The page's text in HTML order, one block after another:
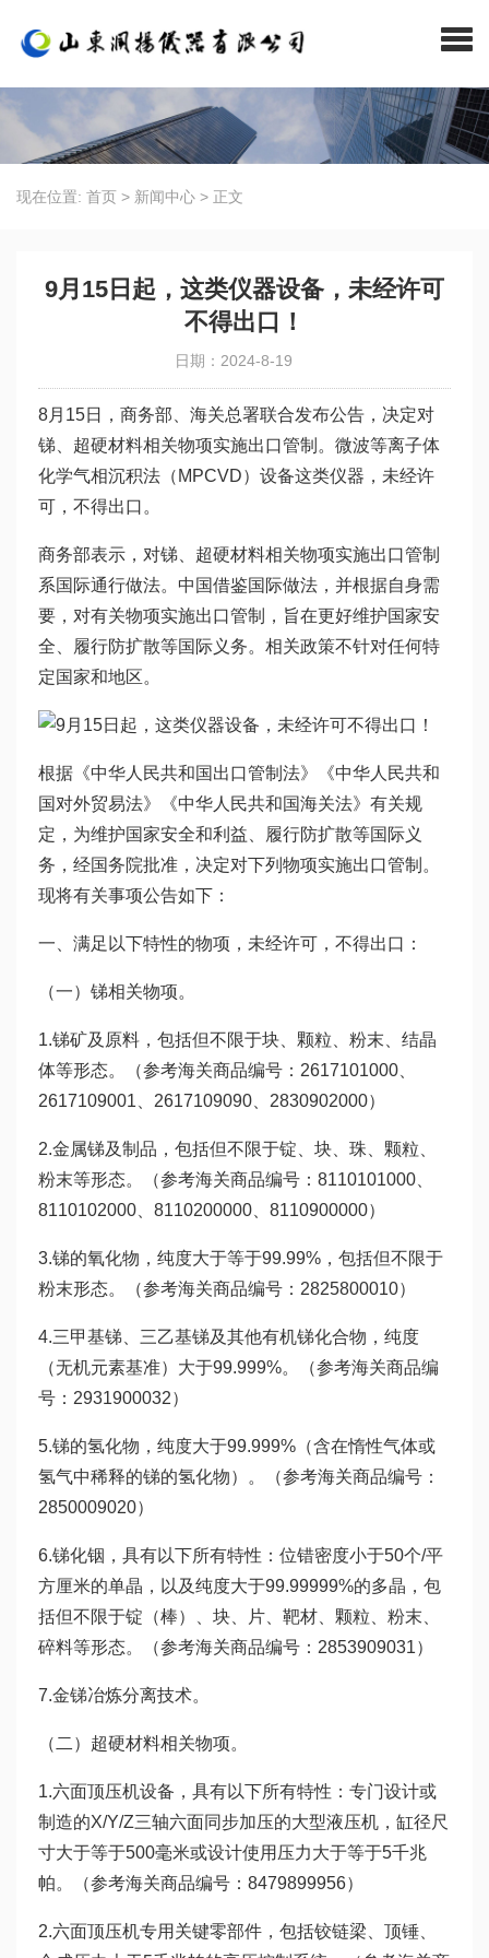
现在位置: 首页 > 新闻中心 > 正文
9月15日起，这类仪器设备，未经许可
不得出口！
日期：2024-8-19
8月15日，商务部、海关总署联合发布公告，决定对
锑、超硬材料相关物项实施出口管制。微波等离子体
化学气相沉积法（MPCVD）设备这类仪器，未经许
可，不得出口。
商务部表示，对锑、超硬材料相关物项实施出口管制
系国际通行做法。中国借鉴国际做法，并根据自身需
要，对有关物项实施出口管制，旨在更好维护国家安
全、履行防扩散等国际义务。相关政策不针对任何特
定国家和地区。
根据《中华人民共和国出口管制法》《中华人民共和
国对外贸易法》《中华人民共和国海关法》有关规
定，为维护国家安全和利益、履行防扩散等国际义
务，经国务院批准，决定对下列物项实施出口管制。
现将有关事项公告如下：
一、满足以下特性的物项，未经许可，不得出口：
（一）锑相关物项。
1.锑矿及原料，包括但不限于块、颗粒、粉末、结晶
体等形态。（参考海关商品编号：2617101000、
2617109001、2617109090、2830902000）
2.金属锑及制品，包括但不限于锭、块、珠、颗粒、
粉末等形态。（参考海关商品编号：8110101000、
8110102000、8110200000、8110900000）
3.锑的氧化物，纯度大于等于99.99%，包括但不限于
粉末形态。（参考海关商品编号：2825800010）
4.三甲基锑、三乙基锑及其他有机锑化合物，纯度
（无机元素基准）大于99.999%。（参考海关商品编
号：2931900032）
5.锑的氢化物，纯度大于99.999%（含在惰性气体或
氢气中稀释的锑的氢化物）。（参考海关商品编号：
2850009020）
6.锑化铟，具有以下所有特性：位错密度小于50个/平
方厘米的单晶，以及纯度大于99.99999%的多晶，包
括但不限于锭（棒）、块、片、靶材、颗粒、粉末、
碎料等形态。（参考海关商品编号：2853909031）
7.金锑冶炼分离技术。
（二）超硬材料相关物项。
1.六面顶压机设备，具有以下所有特性：专门设计或
制造的X/Y/Z三轴六面同步加压的大型液压机，缸径尺
寸大于等于500毫米或设计使用压力大于等于5千兆
帕。（参考海关商品编号：8479899956）
2.六面顶压机专用关键零部件，包括铰链梁、顶锤、